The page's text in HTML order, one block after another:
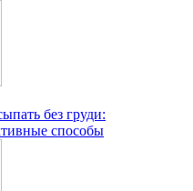
без груди:
способы